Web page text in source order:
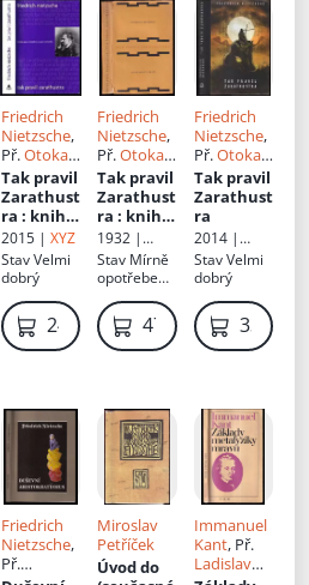
149 Kč – 179 Kč
Friedrich
Nietzsche,
Př.Otokar
Fischer
Tak pravil
Zarathust
ra : kniha
pro
všechny a
pro
nikoho
2015 | XYZ
StavVelmi
dobrý
249 Kč
Friedrich
Nietzsche,
Př.Otokar
Fischer
Tak pravil
Zarathust
ra: kniha
pro
všechny a
pro
nikoho
1932 |
Alois Srdce
Stav Mírně
opotřebená
obálka,
lehce polité
stránky,
479 Kč
Friedrich
Nietzsche,
Př.Otokar
Fischer, Ed.
Alena
Bryndová
Tak pravil
Zarathust
ra
2014 |
Dobrovský
s.r.o
StavVelmi
dobrý
339 Kč
Friedrich
Nietzsche,
Př.
Miroslav
Petříček
Úvod do
Immanuel
Kant, Př.
Ladislav